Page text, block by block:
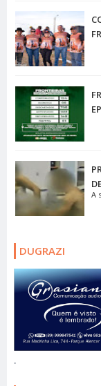
A
DUGRAZI
.